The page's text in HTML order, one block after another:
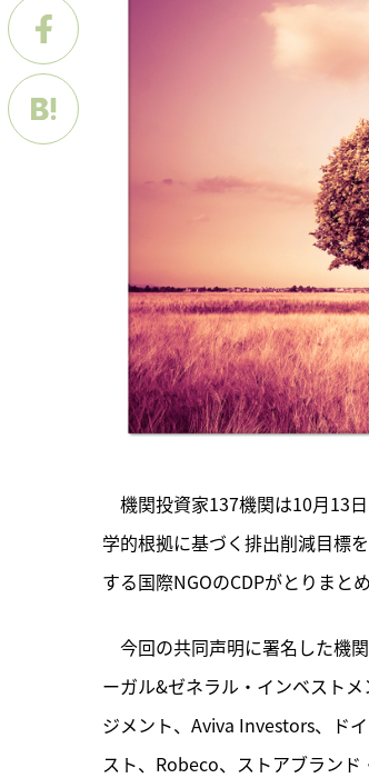
機関投資家137機関は10月13
学的根拠に基づく排出削減目標
する国際NGOのCDPがとりまと
今回の共同声明に署名した機関
ーガル&ゼネラル・インベスト
ジメント、Aviva Investors、ド
スト、Robeco、ストアブラン